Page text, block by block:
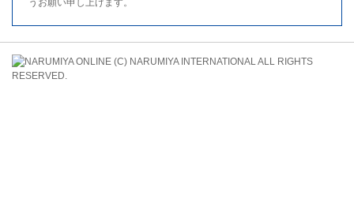
うお願い申し上げます。